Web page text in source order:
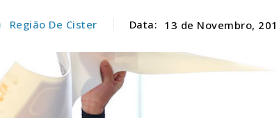
Região De Cister Data: 13 de Novembro,